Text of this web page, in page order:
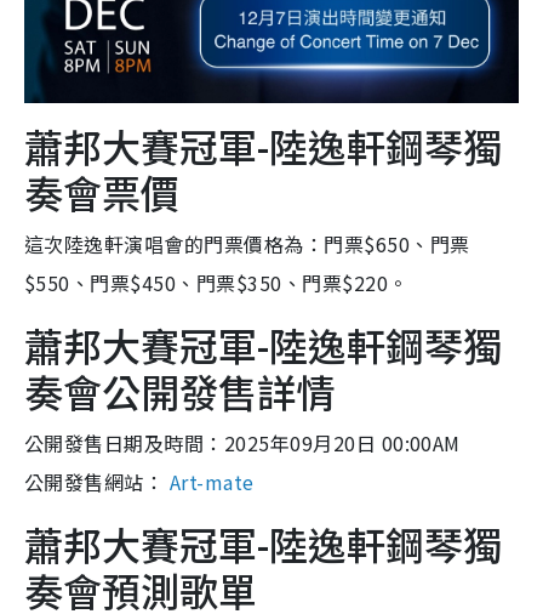
蕭邦大賽冠軍-陸逸軒鋼琴獨
奏會票價
這次陸逸軒演唱會的門票價格為：門票$650、門票
$550、門票$450、門票$350、門票$220。
蕭邦大賽冠軍-陸逸軒鋼琴獨
奏會公開發售詳情
公開發售日期及時間：2025年09月20日 00:00AM
公開發售網站： Art-mate
蕭邦大賽冠軍-陸逸軒鋼琴獨
奏會預測歌單